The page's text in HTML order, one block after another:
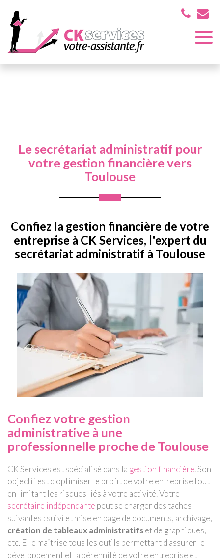
Le secrétariat administratif pour
votre gestion financière vers
Toulouse
Confiez la gestion financière de votre
entreprise à CK Services, l'expert du
secrétariat administratif à Toulouse
Confiez votre gestion
administrative à une
professionnelle proche de Toulouse
CK Services est spécialisé dans la gestion financière. Son
objectif est d'optimiser le profit de votre entreprise tout
en limitant les risques liés à votre activité. Votre
secrétaire indépendante peut se charger des taches
suivantes : suivi et mise en page de documents, archivage,
création de tableaux administratifset de graphiques,
etc. Elle maîtrise tous les outils permettant d'assurer le
développement et la pérennité de votre entreprise et